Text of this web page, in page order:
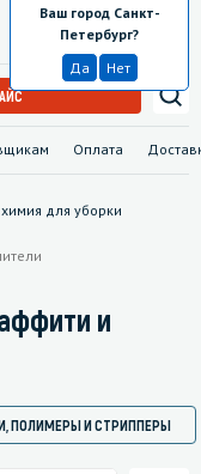
Оплата
Санкт-Петербург
Ваш город Санкт-
Петербург?
Да
Нет
для уборки
и
ПОЛИМЕРЫ И СТРИППЕРЫ